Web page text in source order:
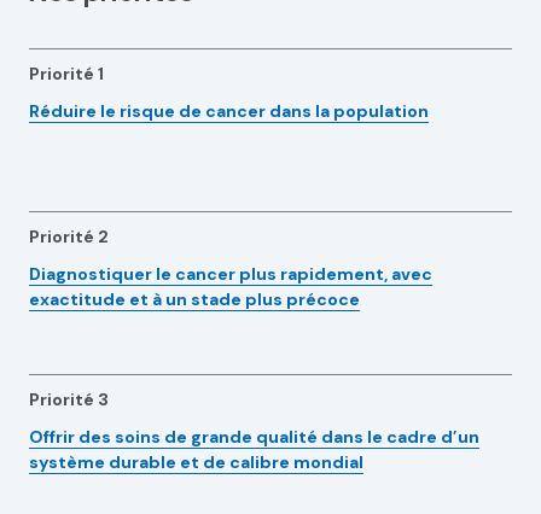
Priorité 1
Réduire le risque de cancer dans la population
Priorité 2
Diagnostiquer le cancer plus rapidement, avec
exactitude et à un stade plus précoce
Priorité 3
Offrir des soins de grande qualité dans le cadre d’un
système durable et de calibre mondial